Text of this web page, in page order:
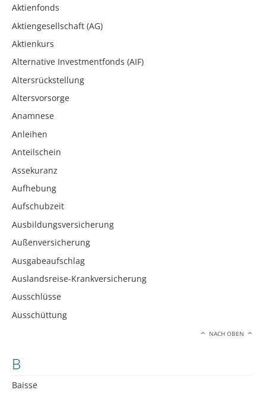
Aktienfonds
Aktiengesellschaft (AG)
Aktienkurs
Alternative Investmentfonds (AIF)
Altersrückstellung
Altersvorsorge
Anamnese
Anleihen
Anteilschein
Assekuranz
Aufhebung
Aufschubzeit
Ausbildungsversicherung
Außenversicherung
Ausgabeaufschlag
Auslandsreise-Krankversicherung
Ausschlüsse
Ausschüttung
NACH OBEN
B
Baisse